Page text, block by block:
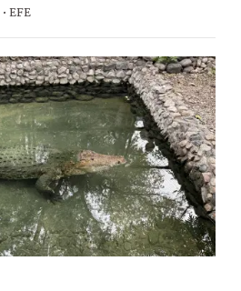
· EFE